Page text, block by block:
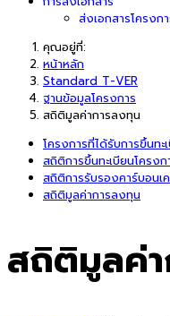
ส่งเอกสารโครงก
คุณอยู่ที่:
หน้าหลัก
Standard T-VER
ฐานข้อมูลโครงการ
สถิติมูลค่าการลงทุน
โครงการที่ได้รับการขึ้นทะ
สถิติการขึ้นทะเบียนโครงก
สถิติการรับรองคาร์บอนเ
สถิติมูลค่าการลงทุน
สถิติมูลค่